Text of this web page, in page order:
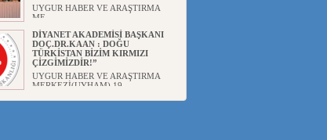
UYGUR HABER VE ARAŞTIRMA
ME...
DİYANET AKADEMİSİ BAŞKANI
DOÇ.DR.KAAN : DOĞU
TÜRKİSTAN BİZİM KIRMIZI
ÇİZGİMİZDİR!”
UYGUR HABER VE ARAŞTIRMA
MERKEZİ(UYHAM) 19...
150 YILDIR KAYNAYAN YARAMIZ